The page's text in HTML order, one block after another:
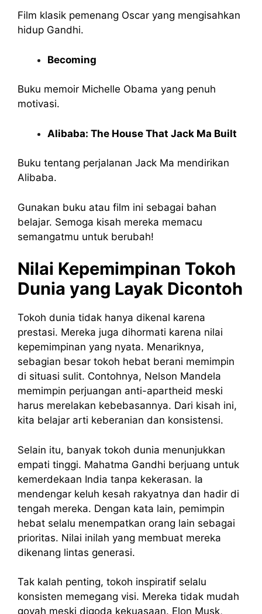
Film klasik pemenang Oscar yang mengisahkan
hidup Gandhi.
Becoming
Buku memoir Michelle Obama yang penuh
motivasi.
Alibaba: The House That Jack Ma Built
Buku tentang perjalanan Jack Ma mendirikan
Alibaba.
Gunakan buku atau film ini sebagai bahan
belajar. Semoga kisah mereka memacu
semangatmu untuk berubah!
Nilai Kepemimpinan Tokoh
Dunia yang Layak Dicontoh
Tokoh dunia tidak hanya dikenal karena
prestasi. Mereka juga dihormati karena nilai
kepemimpinan yang nyata. Menariknya,
sebagian besar tokoh hebat berani memimpin
di situasi sulit. Contohnya, Nelson Mandela
memimpin perjuangan anti-apartheid meski
harus merelakan kebebasannya. Dari kisah ini,
kita belajar arti keberanian dan konsistensi.
Selain itu, banyak tokoh dunia menunjukkan
empati tinggi. Mahatma Gandhi berjuang untuk
kemerdekaan India tanpa kekerasan. Ia
mendengar keluh kesah rakyatnya dan hadir di
tengah mereka. Dengan kata lain, pemimpin
hebat selalu menempatkan orang lain sebagai
prioritas. Nilai inilah yang membuat mereka
dikenang lintas generasi.
Tak kalah penting, tokoh inspiratif selalu
konsisten memegang visi. Mereka tidak mudah
goyah meski digoda kekuasaan. Elon Musk,